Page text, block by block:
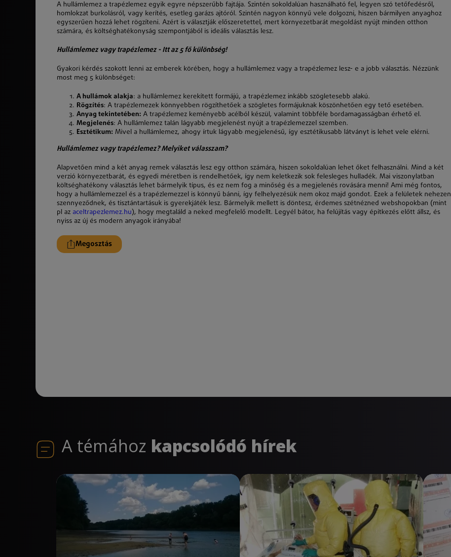
A hullámlemez a trapézlemez egyik egyre népszerűbb fajtája. Szintén sokoldalúan használható fel, legyen szó tetőfedésről,
homlokzat burkolásról, vagy kerítés, esetleg garázs ajtóról. Szintén nagyon könnyű vele dolgozni, hiszen bármilyen anyaghoz
egyszerűen hozzá lehet rögzíteni. Azért is választják előszeretettel, mert környezetbarát megoldást nyújt minden otthon
számára, és költséghatékonyság szempontjából is ideális választás lesz.
Hullámlemez vagy trapézlemez - Itt az 5 fő különbség!
Gyakori kérdés szokott lenni az emberek körében, hogy a hullámlemez vagy a trapézlemez lesz- e a jobb választás. Nézzünk
most meg 5 különbséget:
A hullámok alakja: a hullámlemez kerekített formájú, a trapézlemez inkább szögletesebb alakú.
Rögzítés: A trapézlemezek könnyebben rögzíthetőek a szögletes formájuknak köszönhetően egy tető esetében.
Anyag tekintetében: A trapézlemez keményebb acélból készül, valamint többféle bordamagasságban érhető el.
Megjelenés: A hullámlemez talán lágyabb megjelenést nyújt a trapézlemezzel szemben.
Esztétikum: Mivel a hullámlemez, ahogy írtuk lágyabb megjelenésű, így esztétikusabb látványt is lehet vele elérni.
Hullámlemez vagy trapézlemez? Melyiket válasszam?
Alapvetően mind a két anyag remek választás lesz egy otthon számára, hiszen sokoldalúan lehet őket felhasználni. Mind a két
verzió környezetbarát, és egyedi méretben is rendelhetőek, így nem keletkezik sok felesleges hulladék. Mai viszonylatban
költséghatékony választás lehet bármelyik típus, és ez nem fog a minőség és a megjelenés rovására menni! Ami még fontos,
hogy a hullámlemezzel és a trapézlemezzel is könnyű bánni, így felhelyezésük nem okoz majd gondot. Ezek a felületek nehezen
szennyeződnek, és tisztántartásuk is gyerekjáték lesz. Bármelyik mellett is döntesz, érdemes szétnézned webshopokban (mint
pl az aceltrapezlemez.hu), hogy megtaláld a neked megfelelő modellt. Legyél bátor, ha felújítás vagy építkezés előtt állsz, és
nyiss az új és modern anyagok irányába!
Megosztás
A témához kapcsolódó hírek